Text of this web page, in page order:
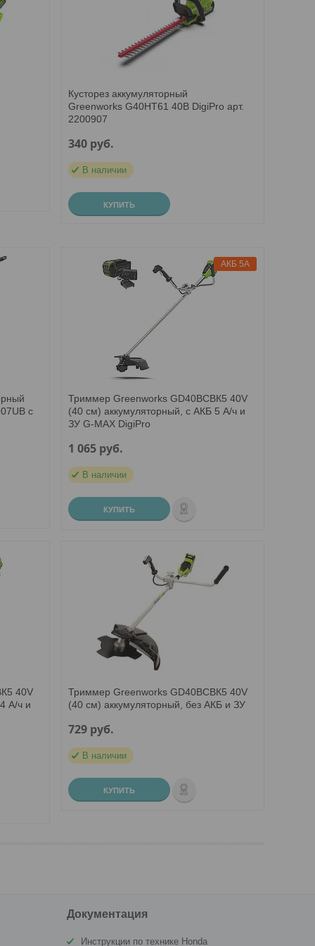
Кусторез аккумуляторный
Greenworks G40HT61 40В DigiPro арт.
2200907
340 руб.
В наличии
КУПИТЬ
с
АКБ 5А
Триммер Greenworks GD40BCBК5 40V
(40 см) аккумуляторный, c АКБ 5 А/ч и
ЗУ G-MAX DigiPro
1 065 руб.
В наличии
КУПИТЬ
40V
А/ч и
Триммер Greenworks GD40BCBК5 40V
(40 см) аккумуляторный, без АКБ и ЗУ
729 руб.
В наличии
КУПИТЬ
Документация
Инструкции по технике Honda